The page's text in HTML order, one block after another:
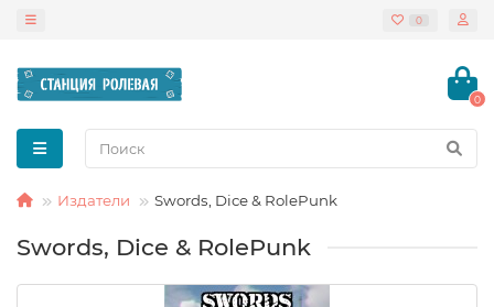
0
0
Издатели Swords, Dice & RolePunk
Swords, Dice & RolePunk